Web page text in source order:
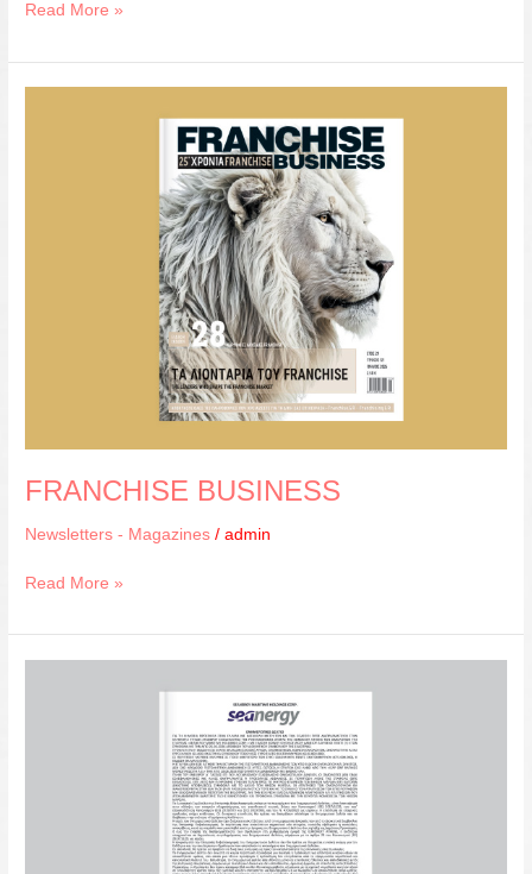
Read More »
FRANCHISE BUSINESS
Newsletters - Magazines /admin
Read More »